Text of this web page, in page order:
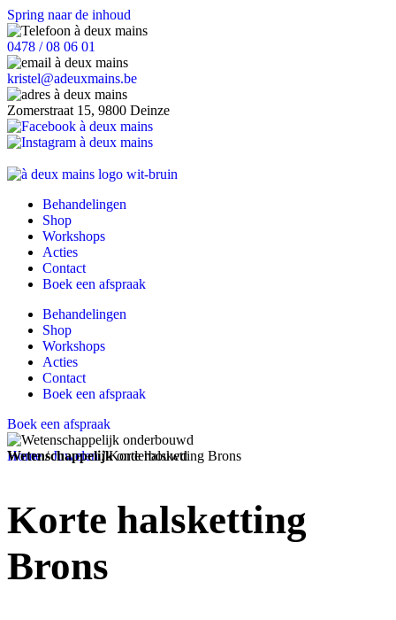
Spring naar de inhoud
0478 / 08 06 01
kristel@adeuxmains.be
Zomerstraat 15, 9800 Deinze
Behandelingen
Shop
Workshops
Acties
Contact
Boek een afspraak
Behandelingen
Shop
Workshops
Acties
Contact
Boek een afspraak
Boek een afspraak
Altijd hetzelfde,vertrouwde gezicht
Dermatocosmetisch, Belgische merken
Wetenschappelijkonderbouwd
Praktijk inDeinzeenMachelen
Home/Juwelen/ Korte halsketting Brons
Korte halsketting
Brons